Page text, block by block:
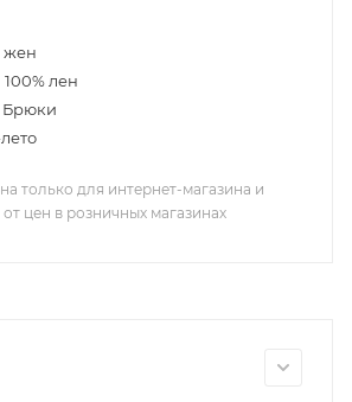
жен
100% лен
Брюки
только для интернет-магазина и
цен в розничных магазинах